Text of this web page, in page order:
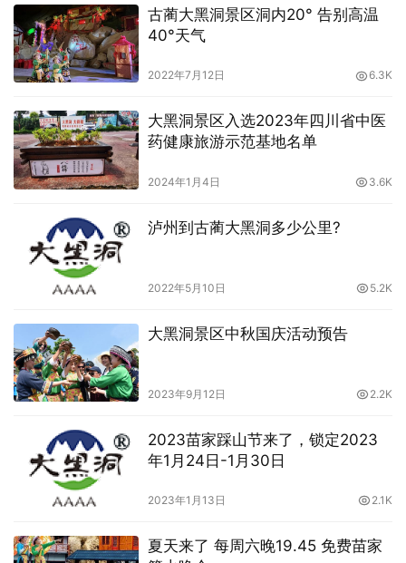
古蔺大黑洞景区洞内20° 告别高温
40°天气
2022年7月12日 6.3K
大黑洞景区入选2023年四川省中医
药健康旅游示范基地名单
2024年1月4日 3.6K
泸州到古蔺大黑洞多少公里?
2022年5月10日 5.2K
大黑洞景区中秋国庆活动预告
2023年9月12日 2.2K
2023苗家踩山节来了，锁定2023
年1月24日-1月30日
2023年1月13日 2.1K
夏天来了 每周六晚19.45 免费苗家